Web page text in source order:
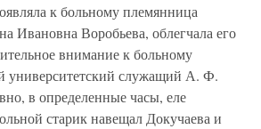
к больному племянница
Ивановна Воробьева, облегчала его
внимание к больному
университетский служащий А. Ф.
в определенные часы, еле
старик навещал Докучаева и